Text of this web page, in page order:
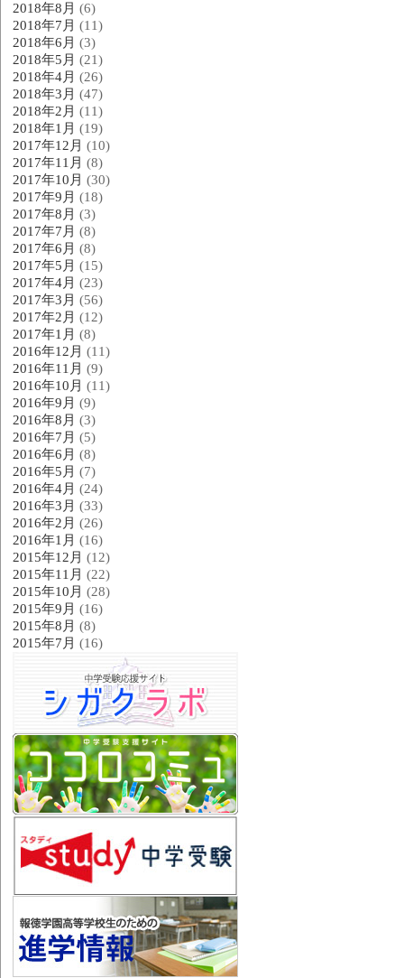
2018年8月 (6)
2018年7月 (11)
2018年6月 (3)
2018年5月 (21)
2018年4月 (26)
2018年3月 (47)
2018年2月 (11)
2018年1月 (19)
2017年12月 (10)
2017年11月 (8)
2017年10月 (30)
2017年9月 (18)
2017年8月 (3)
2017年7月 (8)
2017年6月 (8)
2017年5月 (15)
2017年4月 (23)
2017年3月 (56)
2017年2月 (12)
2017年1月 (8)
2016年12月 (11)
2016年11月 (9)
2016年10月 (11)
2016年9月 (9)
2016年8月 (3)
2016年7月 (5)
2016年6月 (8)
2016年5月 (7)
2016年4月 (24)
2016年3月 (33)
2016年2月 (26)
2016年1月 (16)
2015年12月 (12)
2015年11月 (22)
2015年10月 (28)
2015年9月 (16)
2015年8月 (8)
2015年7月 (16)